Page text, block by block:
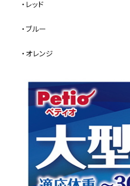
・レッド
・ブルー
・オレンジ